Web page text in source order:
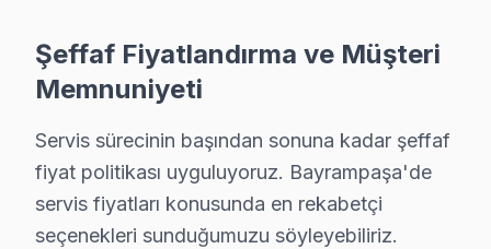
· Bayrampaşa Panasonic
· Bayrampaşa Toshiba
Bayrampaşa'de Dijitsu TV Servisi Hakkında
Şeffaf Fiyatlandırma ve Müşteri
Memnuniyeti
Servis sürecinin başından sonuna kadar şeffaf
fiyat politikası uyguluyoruz. Bayrampaşa'de
servis fiyatları konusunda en rekabetçi
seçenekleri sunduğumuzu söyleyebiliriz.